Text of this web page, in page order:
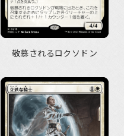
敬慕されるロクソドン